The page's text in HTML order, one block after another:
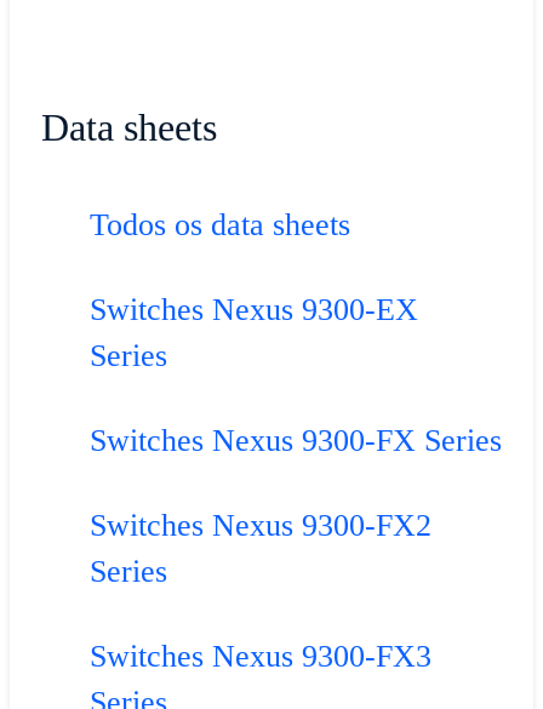
Data sheets
Todos os data sheets
Switches Nexus 9300-EX
Series
Switches Nexus 9300-FX Series
Switches Nexus 9300-FX2
Series
Switches Nexus 9300-FX3